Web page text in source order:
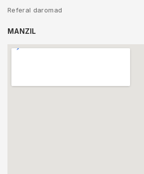
Referal daromad
MANZIL